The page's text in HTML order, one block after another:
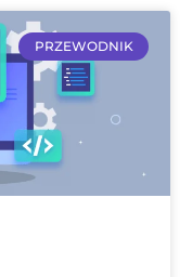
PRZEWODNIK